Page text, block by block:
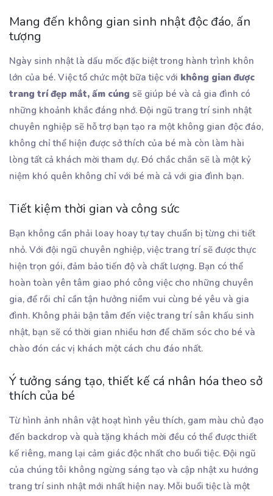
Mang đến không gian sinh nhật độc đáo, ấn
tượng
Ngày sinh nhật là dấu mốc đặc biệt trong hành trình khôn
lớn của bé. Việc tổ chức một bữa tiệc với không gian được
trang trí đẹp mắt, ấm cúng sẽ giúp bé và cả gia đình có
những khoảnh khắc đáng nhớ. Đội ngũ trang trí sinh nhật
chuyên nghiệp sẽ hỗ trợ bạn tạo ra một không gian độc đáo,
không chỉ thể hiện được sở thích của bé mà còn làm hài
lòng tất cả khách mời tham dự. Đó chắc chắn sẽ là một kỷ
niệm khó quên không chỉ với bé mà cả với gia đình bạn.
Tiết kiệm thời gian và công sức
Bạn không cần phải loay hoay tự tay chuẩn bị từng chi tiết
nhỏ. Với đội ngũ chuyên nghiệp, việc trang trí sẽ được thực
hiện trọn gói, đảm bảo tiến độ và chất lượng. Bạn có thể
hoàn toàn yên tâm giao phó công việc cho những chuyên
gia, để rồi chỉ cần tận hưởng niềm vui cùng bé yêu và gia
đình. Không phải bận tâm đến việc trang trí sân khấu sinh
nhật, bạn sẽ có thời gian nhiều hơn để chăm sóc cho bé và
chào đón các vị khách một cách chu đáo nhất.
Ý tưởng sáng tạo, thiết kế cá nhân hóa theo sở
thích của bé
Từ hình ảnh nhân vật hoạt hình yêu thích, gam màu chủ đạo
đến backdrop và quà tặng khách mời đều có thể được thiết
kế riêng, mang lại cảm giác độc nhất cho buổi tiệc. Đội ngũ
của chúng tôi không ngừng sáng tạo và cập nhật xu hướng
trang trí sinh nhật mới nhất hiện nay. Mỗi buổi tiệc là một